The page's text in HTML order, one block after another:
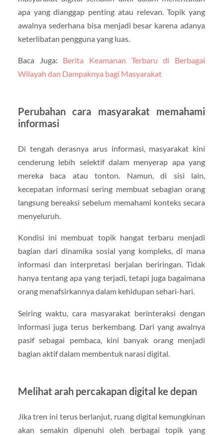
apa yang dianggap penting atau relevan. Topik yang
awalnya sederhana bisa menjadi besar karena adanya
keterlibatan pengguna yang luas.
Baca Juga: Berita Keamanan Terbaru di Berbagai
Wilayah dan Dampaknya bagi Masyarakat
Perubahan cara masyarakat memahami
informasi
Di tengah derasnya arus informasi, masyarakat kini
cenderung lebih selektif dalam menyerap apa yang
mereka baca atau tonton. Namun, di sisi lain,
kecepatan informasi sering membuat sebagian orang
langsung bereaksi sebelum memahami konteks secara
menyeluruh.
Kondisi ini membuat topik hangat terbaru menjadi
bagian dari dinamika sosial yang kompleks, di mana
informasi dan interpretasi berjalan beriringan. Tidak
hanya tentang apa yang terjadi, tetapi juga bagaimana
orang menafsirkannya dalam kehidupan sehari-hari.
Seiring waktu, cara masyarakat berinteraksi dengan
informasi juga terus berkembang. Dari yang awalnya
pasif sebagai pembaca, kini banyak orang menjadi
bagian aktif dalam membentuk narasi digital.
Melihat arah percakapan digital ke depan
Jika tren ini terus berlanjut, ruang digital kemungkinan
akan semakin dipenuhi oleh berbagai topik yang